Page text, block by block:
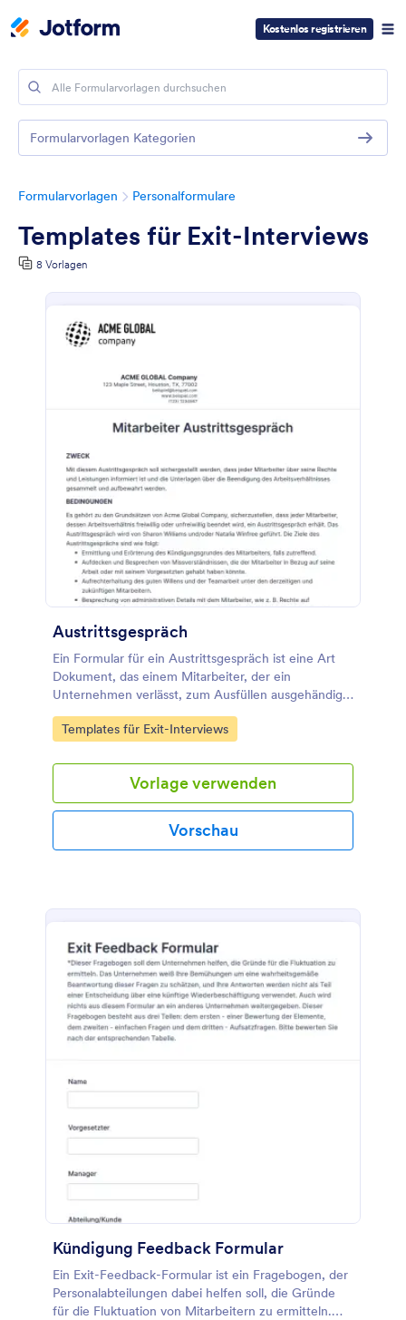
Kostenlos registrieren
Formularvorlagen Personalformulare
Templates für Exit-Interviews
8 Vorlagen
Austrittsgespräch
Ein Formular für ein Austrittsgespräch ist eine Art
Dokument, das einem Mitarbeiter, der ein
Unternehmen verlässt, zum Ausfüllen ausgehändigt
wird, um Erkenntnisse darüber zu gewinnen, wie der
Mitarbeiter seine Zeit in Ihrem Unternehmen
Unternehmen den Arbeitsplatz für die Mitarbeiter
verbessern kann. Personalabteilungen können dieses
kostenlose, vollständig anpassbare Formular für
Austrittsgespräche verwenden, um
Austrittsgespräche mit kündigenden Mitarbeitern zu
Mail, um Zeit zu sparen! Ihr Unternehmen kann
Arbeitsumfeld zu schaffen, die Mitarbeiterbindung
zu erhöhen und Ihr Unternehmen als Ganzes zu
verbessern. Da jedes Unternehmen einen anderen
Nutzen aus einem Austrittsgespräch zieht, ist es
wichtig, das Formular für das Austrittsgespräch so
zu gestalten, dass es für Ihr Unternehmen von
seine Vorteile und Rechte, stellen Sie zusätzliche
professionellen Touch zu verleihen. Indem Sie Ihre
führen, können Sie unordentlichen Papierkram
vermeiden, Zeit und Geld sparen und sicherstellen,
dass alle wichtigen Themen behandelt werden.
Go to Category:
Templates für Exit-Interviews
Vorlage verwenden
Vorschau
Kündigung Feedback Formular
Ein Exit-Feedback-Formular ist ein Fragebogen, der
Personalabteilungen dabei helfen soll, die Gründe
für die Fluktuation von Mitarbeitern zu ermitteln.
Formularvorlagen Kategorien